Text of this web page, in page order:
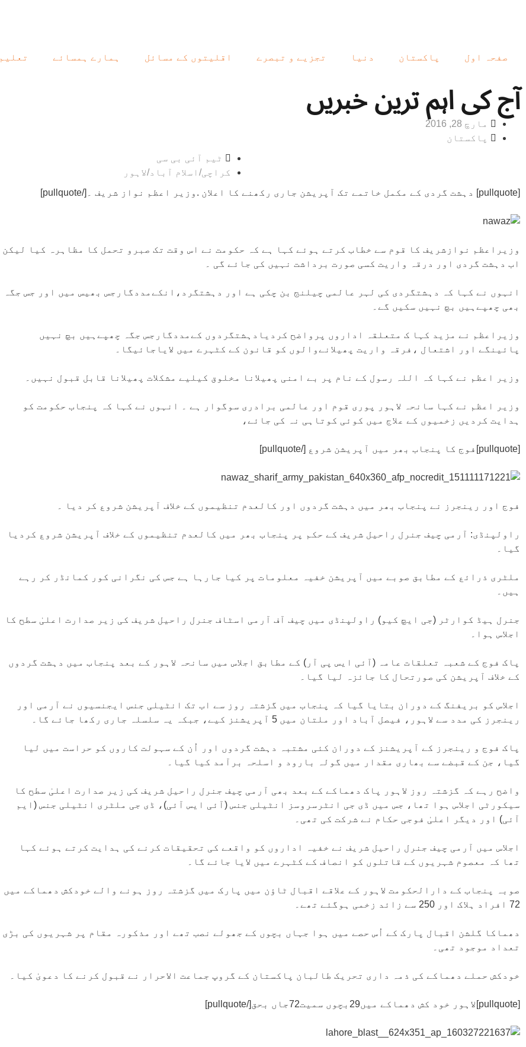
صفحہ اول پاکستان دنیا تجزیے و تبصرے اقلیتوں کے مسائل ہمارے ہمسائے تعلیم
آج کی اہم ترین خبریں
مارچ 28, 2016
پاکستان
ٹیم آئی بی سی
کراچی/اسلام آباد/لاہور
[pullquote] دہشت گردی کے مکمل خاتمے تک آپریشن جاری رکھنے کا اعلان .وزیر اعظم نواز شریف ۔[/pullquote]
وزیراعظم نوازشریف کا قوم سے خطاب کرتے ہوئے کہا ہے کہ حکومت نے اس وقت تک صبرو تحمل کا مظاہرہ کیا لیکن
اب دہشت گردی اور درقہ واریت کسی صورت برداشت نہیں کی جائے گی ۔
انہوں نے کہا کہ دہشتگردی کی لہر عالمی چیلنج بن چکی ہے اور دہشتگرد،انکےمددگارجس بھیس میں اور جس جگہ
بھی چھپےہیں بچ نہیں سکیں گے۔
وزیراعظم نے مزید کہا ک متعلقہ اداروں پرواضح کردیادہشتگردوں کےمددگارجس جگہ چھپےہیں بچ نہیں
پائینگے اور اشتعال ،فرقہ واریت پھیلانےوالوں کو قانون کے کٹہرے میں لایاجائیگا۔
وزیر اعظم نے کہا کہ اللہ رسول کے نام پر بے امنی پھیلانا مخلوق کیلیے مشکلات پھیلانا قابل قبول نہیں۔
وزیر اعظم نے کہا سانحہ لاہور پوری قوم اور عالمی برادری سوگوار ہے ۔ انہوں نے کہا کہ پنجاب حکومت کو
ہدایت کردیں زخمیوں کے علاج میں کوئی کوتاہی نہ کی جائے،
[pullquote]فوج کا پنجاب بھر میں آپریشن شروع [/pullquote]
فوج اور رینجرز نے پنجاب بھر میں دہشت گردوں اور کالعدم تنظیموں کے خلاف آپریشن شروع کر دیا ۔
راولپنڈی: آرمی چیف جنرل راحیل شریف کے حکم پر پنجاب بھر میں کالعدم تنظیموں کے خلاف آپریشن شروع کردیا
گیا۔
ملٹری ذرائع کے مطابق صوبے میں آپریشن خفیہ معلومات پر کیا جارہا ہے جس کی نگرانی کور کمانڈر کر رہے
ہیں۔
جنرل ہیڈ کوارٹر (جی ایچ کیو) راولپنڈی میں چیف آف آرمی اسٹاف جنرل راحیل شریف کی زیر صدارت اعلیٰ سطح کا
اجلاس ہوا۔
پاک فوج کے شعبہ تعلقات عامہ (آئی ایس پی آر) کے مطابق اجلاس میں سانحہ لاہور کے بعد پنجاب میں دہشت گردوں
کے خلاف آپریشن کی صورتحال کا جائزہ لیا گیا۔
اجلاس کو بریفنگ کے دوران بتایا گیا کہ پنجاب میں گزشتہ روز سے اب تک انٹیلی جنس ایجنسیوں نے آرمی اور
رینجرز کی مدد سے لاہور، فیصل آباد اور ملتان میں 5 آپریشنز کیے، جبکہ یہ سلسلہ جاری رکھا جائے گا۔
پاک فوج و رینجرز کے آپریشنز کے دوران کئی مشتبہ دہشت گردوں اور اُن کے سہولت کاروں کو حراست میں لیا
گیا، جن کے قبضے سے بھاری مقدار میں گولہ بارود و اسلحہ برآمد کیا گیا۔
واضح رہے کہ گزشتہ روز لاہور پاک دھماکے کے بعد بھی آرمی چیف جنرل راحیل شریف کی زیر صدارت اعلیٰ سطح کا
سیکورٹی اجلاس ہوا تھا، جس میں ڈی جی انٹرسروسز انٹیلی جنس (آئی ایس آئی)، ڈی جی ملٹری انٹیلی جنس (ایم
آئی) اور دیگر اعلیٰ فوجی حکام نے شرکت کی تھی۔
اجلاس میں آرمی چیف جنرل راحیل شریف نے خفیہ اداروں کو واقعے کی تحقیقات کرنے کی ہدایت کرتے ہوئے کہا
تھا کہ معصوم شہریوں کے قاتلوں کو انصاف کے کٹہرے میں لایا جائے گا۔
صوبہ پنجاب کے دارالحکومت لاہور کے علاقے اقبال ٹاؤن میں پارک میں گزشتہ روز ہونے والے خودکش دھماکے میں
72 افراد ہلاک اور 250 سے زائد زخمی ہوگئے تھے۔
دھماکا گلشن اقبال پارک کے اُس حصے میں ہوا جہاں بچوں کے جھولے نصب تھے اور مذکورہ مقام پر شہریوں کی بڑی
تعداد موجود تھی۔
خودکش حملے دھماکے کی ذمہ داری تحریک طالبان پاکستان کے گروپ جماعت الاحرار نے قبول کرنے کا دعویٰ کیا۔
[pullquote]لاہور خود کش دھماکے میں29بچوں سمیت72جاں بحق[/pullquote]